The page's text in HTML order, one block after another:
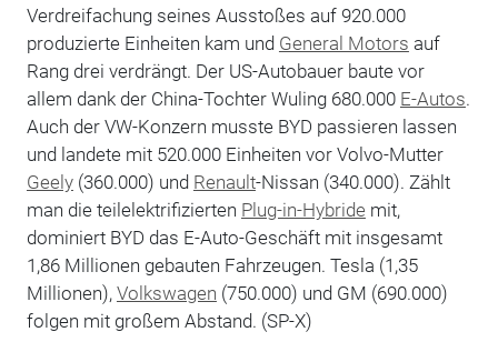
Verdreifachung seines Ausstoßes auf 920.000
produzierte Einheiten kam und General Motors auf
Rang drei verdrängt. Der US-Autobauer baute vor
allem dank der China-Tochter Wuling 680.000 E-Autos.
Auch der VW-Konzern musste BYD passieren lassen
und landete mit 520.000 Einheiten vor Volvo-Mutter
Geely(360.000) und Renault-Nissan (340.000). Zählt
man die teilelektrifizierten Plug-in-Hybride mit,
dominiert BYD das E-Auto-Geschäft mit insgesamt
1,86 Millionen gebauten Fahrzeugen. Tesla (1,35
Millionen), Volkswagen (750.000) und GM (690.000)
folgen mit großem Abstand. (SP-X)